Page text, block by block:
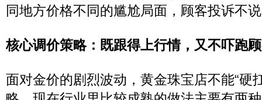
同地方价格不同的尴尬局面，顾客投诉不
核心调价策略：既跟得上行情，又不吓跑
面对金价的剧烈波动，黄金珠宝店不能“硬